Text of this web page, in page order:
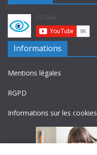
Informations
Mentions légales
RGPD
Informations sur les cookies